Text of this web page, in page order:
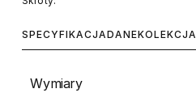
SPECYFIKACJADANEKOLEKCJA
Wymiary